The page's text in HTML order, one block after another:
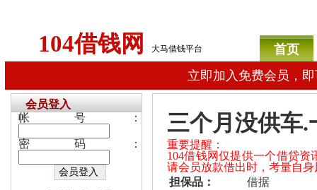
104借钱网 大马借钱平台
首页
立即加入免费会员，
三个月没供车.
重要提醒：
104借钱网仅提供一个借贷
请会员放款借出时，考量自
担保品：
借据
会员登入
帐号：
密码：